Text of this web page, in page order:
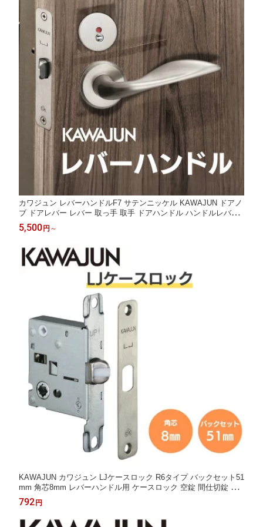
カワジュン レバーハンドルF7 サテンニッケル KAWAJUN ドアノ
ブ ドアレバー レバー 取っ手 取手 ドアハンドル ハンドルレバー
空錠 表示錠 間仕切錠 錠付き 室内ドア 室内用 建具 扉 交換 修理
取替え リフォーム 新築 DIY トイレ 寝室 リビング 玄関 丸座 おし
5,500 円 ～
KAWAJUN カワジュン LJケースロック R6タイプ バックセット51
mm 角芯8mm レバーハンドル用 ケースロック 空錠 間仕切錠 表
示錠 交換 取替 ドアノブ 部品 室内ドア 取っ手 取手 つまみ ドア
ハンドル ドアレバー 引き出し 扉 おしゃれ 河淳 LJシリーズ
792 円